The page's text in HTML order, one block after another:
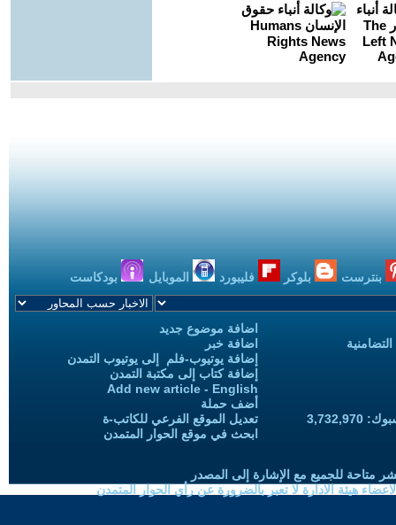
بنترست بلوكر فليبورد الموبايل بودكاست
اضافة موضوع جديد
اضافة خبر
إضافة يوتيوب-فلم إلى يوتيوب التمدن
إضافة كتاب إلى مكتبة التمدن
Add new article - English
أضف حملة
تعديل الموقع الفرعي للكاتب-ة
ابحث في موقع الحوار المتمدن
متاحة للجميع مع الإشارة إلى المصدر
هيئة الادارة لا تعبر بالضرورة عن رأي الحوار المتمدن